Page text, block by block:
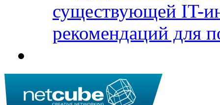
существующей IT-
рекомендаций для